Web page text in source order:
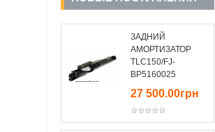
ЗАДНИЙ
АМОРТИЗАТОР
TLC150/FJ-
BP5160025
27 500.00грн